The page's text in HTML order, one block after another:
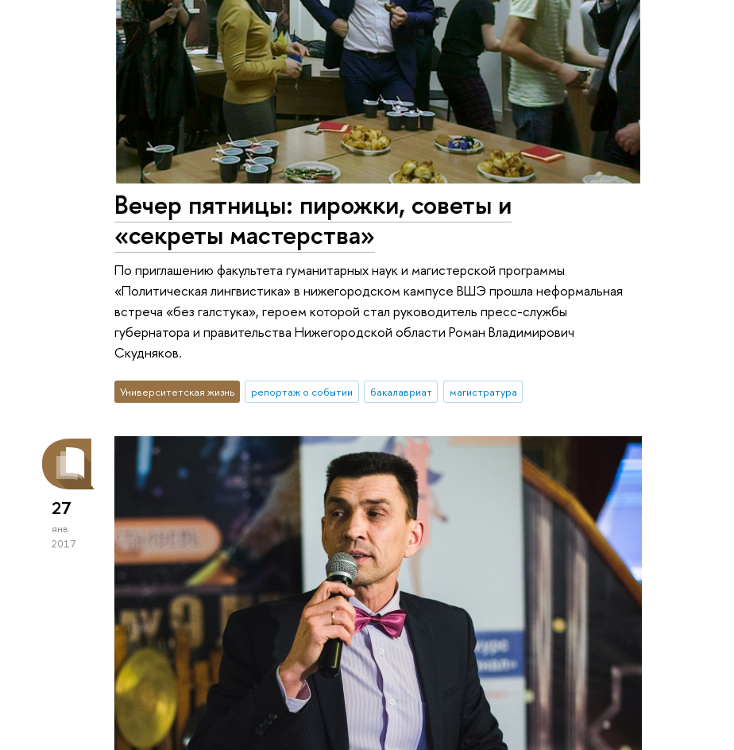
Вечер пятницы: пирожки, советы и
«секреты мастерства»
По приглашению факультета гуманитарных наук и магистерской программы
«Политическая лингвистика» в нижегородском кампусе ВШЭ прошла неформальная
встреча «без галстука», героем которой стал руководитель пресс-службы
губернатора и правительства Нижегородской области Роман Владимирович
Скудняков.
Университетская жизнь репортаж о событии бакалавриат магистратура
27
янв
2017